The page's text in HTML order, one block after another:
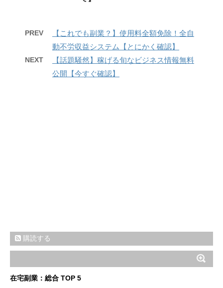
PREV
【これでも副業？】使用料全額免除！全自
動不労収益システム【とにかく確認】
NEXT
【話題騒然】稼げる旬なビジネス情報無料
公開【今すぐ確認】
購読する
在宅副業：総合 TOP 5